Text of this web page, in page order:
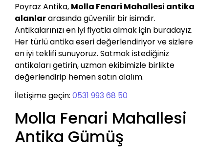
Poyraz Antika, Molla Fenari Mahallesi antika
alanlararasında güvenilir bir isimdir.
Antikalarınızı en iyi fiyatla almak için buradayız.
Her türlü antika eseri değerlendiriyor ve sizlere
en iyi teklifi sunuyoruz. Satmak istediğiniz
antikaları getirin, uzman ekibimizle birlikte
değerlendirip hemen satın alalım.
İletişime geçin: 0531 993 68 50
Molla Fenari Mahallesi
Antika Gümüş